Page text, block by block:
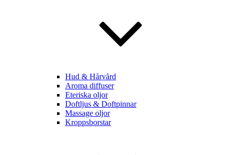
Hud & Hårvård
Aroma diffuser
Eteriska oljor
Doftljus & Doftpinnar
Massage oljor
Kroppsborstar